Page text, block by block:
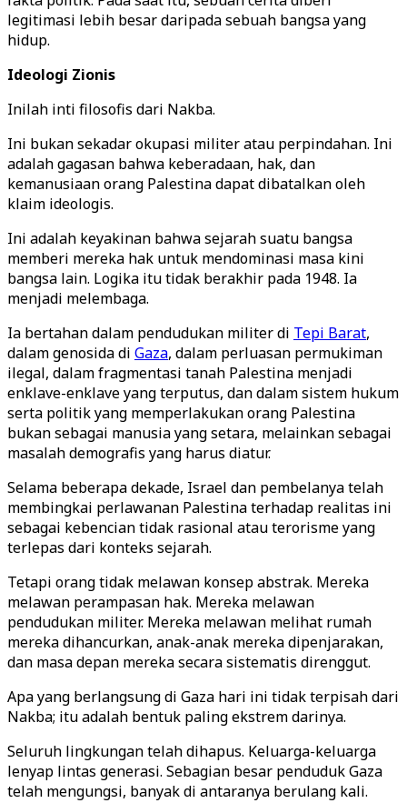
legitimasi lebih besar daripada sebuah bangsa yang
hidup.
Ideologi Zionis
Inilah inti filosofis dari Nakba.
Ini bukan sekadar okupasi militer atau perpindahan. Ini
adalah gagasan bahwa keberadaan, hak, dan
kemanusiaan orang Palestina dapat dibatalkan oleh
klaim ideologis.
Ini adalah keyakinan bahwa sejarah suatu bangsa
memberi mereka hak untuk mendominasi masa kini
bangsa lain. Logika itu tidak berakhir pada 1948. Ia
menjadi melembaga.
Ia bertahan dalam pendudukan militer di Tepi Barat,
dalam genosida di Gaza, dalam perluasan permukiman
ilegal, dalam fragmentasi tanah Palestina menjadi
enklave-enklave yang terputus, dan dalam sistem hukum
serta politik yang memperlakukan orang Palestina
bukan sebagai manusia yang setara, melainkan sebagai
masalah demografis yang harus diatur.
Selama beberapa dekade, Israel dan pembelanya telah
membingkai perlawanan Palestina terhadap realitas ini
sebagai kebencian tidak rasional atau terorisme yang
terlepas dari konteks sejarah.
Tetapi orang tidak melawan konsep abstrak. Mereka
melawan perampasan hak. Mereka melawan
pendudukan militer. Mereka melawan melihat rumah
mereka dihancurkan, anak-anak mereka dipenjarakan,
dan masa depan mereka secara sistematis direnggut.
Apa yang berlangsung di Gaza hari ini tidak terpisah dari
Nakba; itu adalah bentuk paling ekstrem darinya.
Seluruh lingkungan telah dihapus. Keluarga-keluarga
lenyap lintas generasi. Sebagian besar penduduk Gaza
telah mengungsi, banyak di antaranya berulang kali.